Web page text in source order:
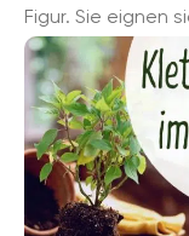
Figur. Sie eignen
auch im Kübel.